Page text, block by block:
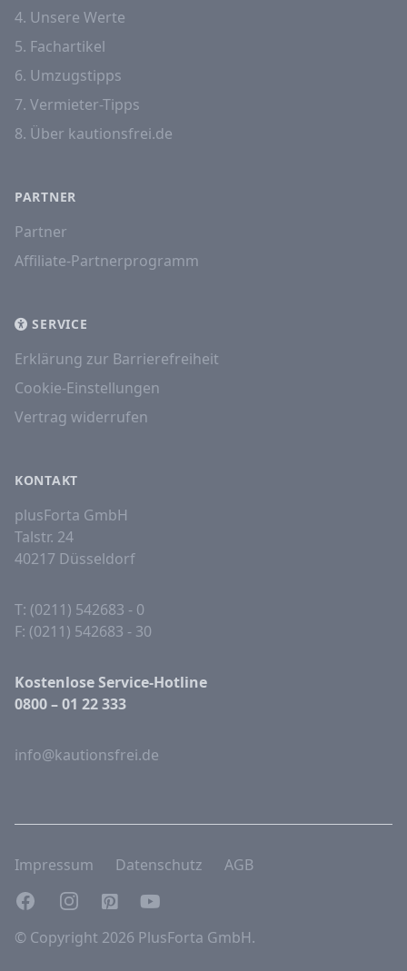
4. Unsere Werte
5. Fachartikel
6. Umzugstipps
7. Vermieter-Tipps
8. Über kautionsfrei.de
PARTNER
Partner
Affiliate-Partnerprogramm
SERVICE
Erklärung zur Barrierefreiheit
Cookie-Einstellungen
Vertrag widerrufen
KONTAKT
plusForta GmbH
Talstr. 24
40217 Düsseldorf
T: (0211) 542683 - 0
F: (0211) 542683 - 30
Kostenlose Service-Hotline
0800 – 01 22 333
info@kautionsfrei.de
Impressum Datenschutz
AGB
FacebookInstagramPinterestYouTube
© Copyright 2026 PlusForta GmbH.